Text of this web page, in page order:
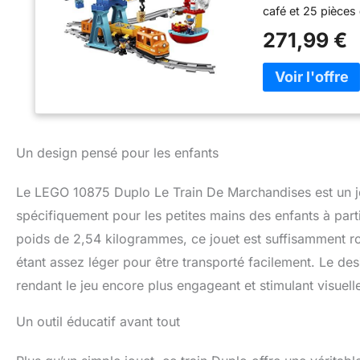
café et 25
chargement et
des arrêts Cet
un capitaine et
mouette Les
café, une barre
klaxon, allume
enfants
271,99 €
Un design pensé pour les enfants
Le LEGO 10875 Duplo Le Train De Marchandises est
spécifiquement pour les petites mains des enfants à
poids de 2,54 kilogrammes, ce jouet est suffisamment
étant assez léger pour être transporté facilement. Le
rendant le jeu encore plus engageant et stimulant
Un outil éducatif avant tout